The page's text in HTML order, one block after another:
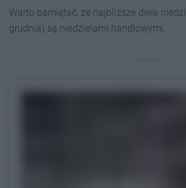
Warto pamiętać, że najbliższe dwie
grudnia) są niedzielami handlowymi.